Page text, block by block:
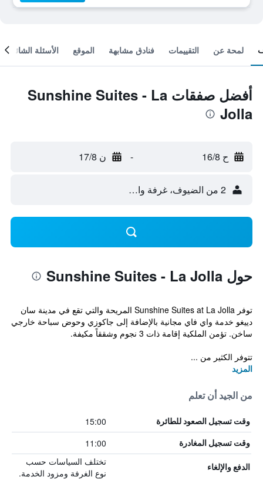
لمحة عن التقييمات فنادق مشابهة الموقع الأسئلة الشائعة
أفضل صفقات Sunshine Suites - La
Jolla
ح 16/8 - ن 17/8
2 من الضيوف، غرفة واحدة
حول Sunshine Suites - La Jolla
توفر Sunshine Suites at La Jolla المريحة والتي تقع في مدينة سان
دييغو خدمة واي فاي مجانية بالإضافة إلى جاكوزي وحوض سباحة خارجي
ساخن. تؤمن الملكية إقامة ذات 3 نجوم وشققاً مكيفة.
تتوفر الكثير من ...
المزيد
من الجيد أن تعلم
وقت تسجيل الصعود للطائرة 15:00
وقت تسجيل المغادرة 11:00
الدفع والإلغاء
تختلف السياسات حسب
نوع الغرفة ومزود الخدمة.